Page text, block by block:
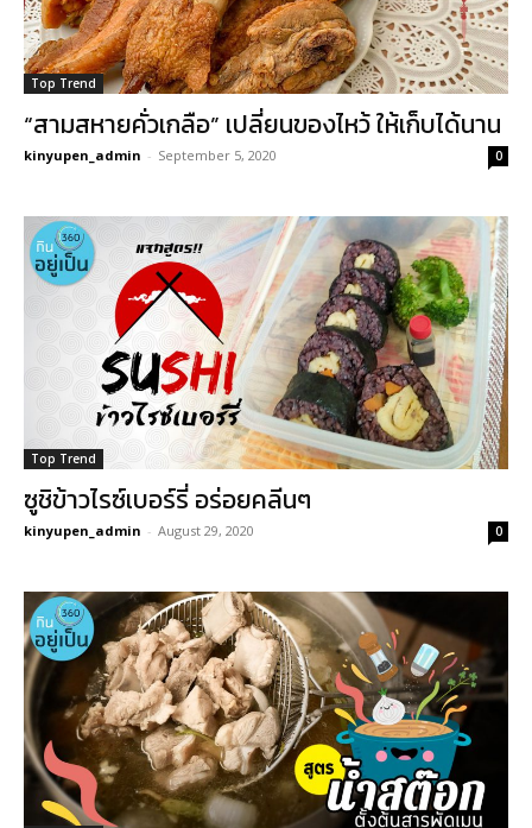
Top Trend
“สามสหายคั่วเกลือ” เปลี่ยนของไหว้ ให้เก็บได้นาน
kinyupen_admin - September 5, 2020 0
Top Trend
ซูชิข้าวไรซ์เบอร์รี่ อร่อยคลีนๆ
kinyupen_admin - August 29, 2020 0